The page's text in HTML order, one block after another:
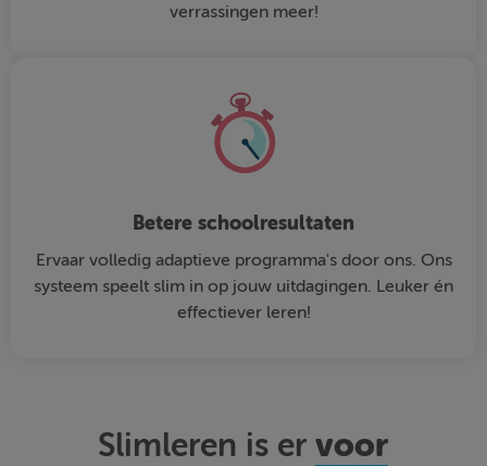
verrassingen meer!
Betere schoolresultaten
Ervaar volledig adaptieve programma's door ons. Ons
systeem speelt slim in op jouw uitdagingen. Leuker én
effectiever leren!
Slimleren is ervoor